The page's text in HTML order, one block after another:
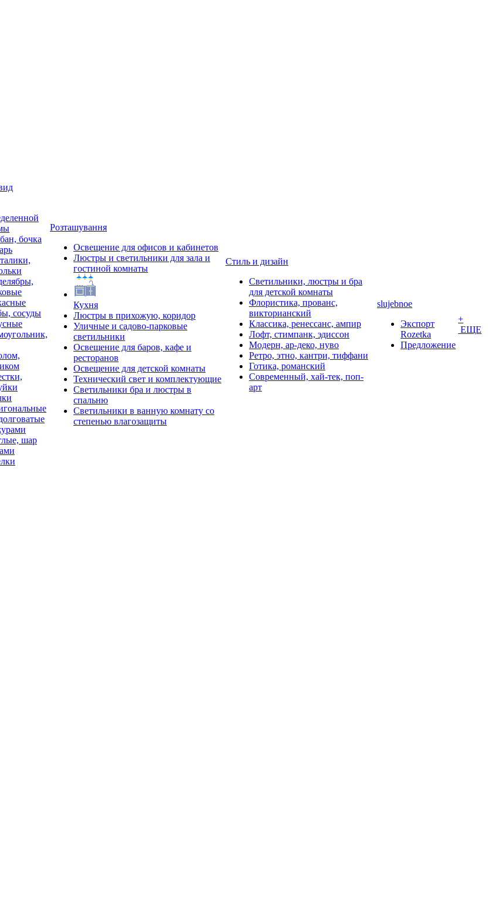
бочка
сосуды
шар
Розташування
Освещение для офисов и кабинетов
Люстры и светильники для зала и
гостиной комнаты
Кухня
Люстры в прихожую, коридор
Уличные и садово-парковые
светильники
Освещение для баров, кафе и
ресторанов
Освещение для детской комнаты
Технический свет и комплектующие
Светильники бра и люстры в
спальню
Светильники в ванную комнату со
степенью влагозащиты
Стиль и дизайн
Светильники, люстры и бра
для детской комнаты
Флористика, прованс,
викторианский
Классика, ренессанс, ампир
Лофт, стимпанк, эдиссон
Модерн, ар-деко, нуво
Ретро, этно, кантри, тиффани
Готика, романский
Современный, хай-тек, поп-
арт
slujebnoe
Экспорт
Rozetka
Предложение
+
ЕЩЕ